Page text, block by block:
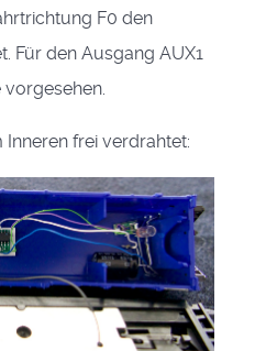
F0 den
Für den Ausgang AUX1
vorgesehen.
Inneren frei verdrahtet: